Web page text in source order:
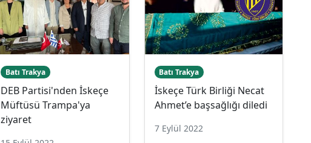
Batı Trakya
DEB Partisi'nden İskeçe
Müftüsü Trampa'ya
ziyaret
Batı Trakya
İskeçe Türk Birliği Necat
Ahmet’e başsağlığı diledi
7 Eylül 2022